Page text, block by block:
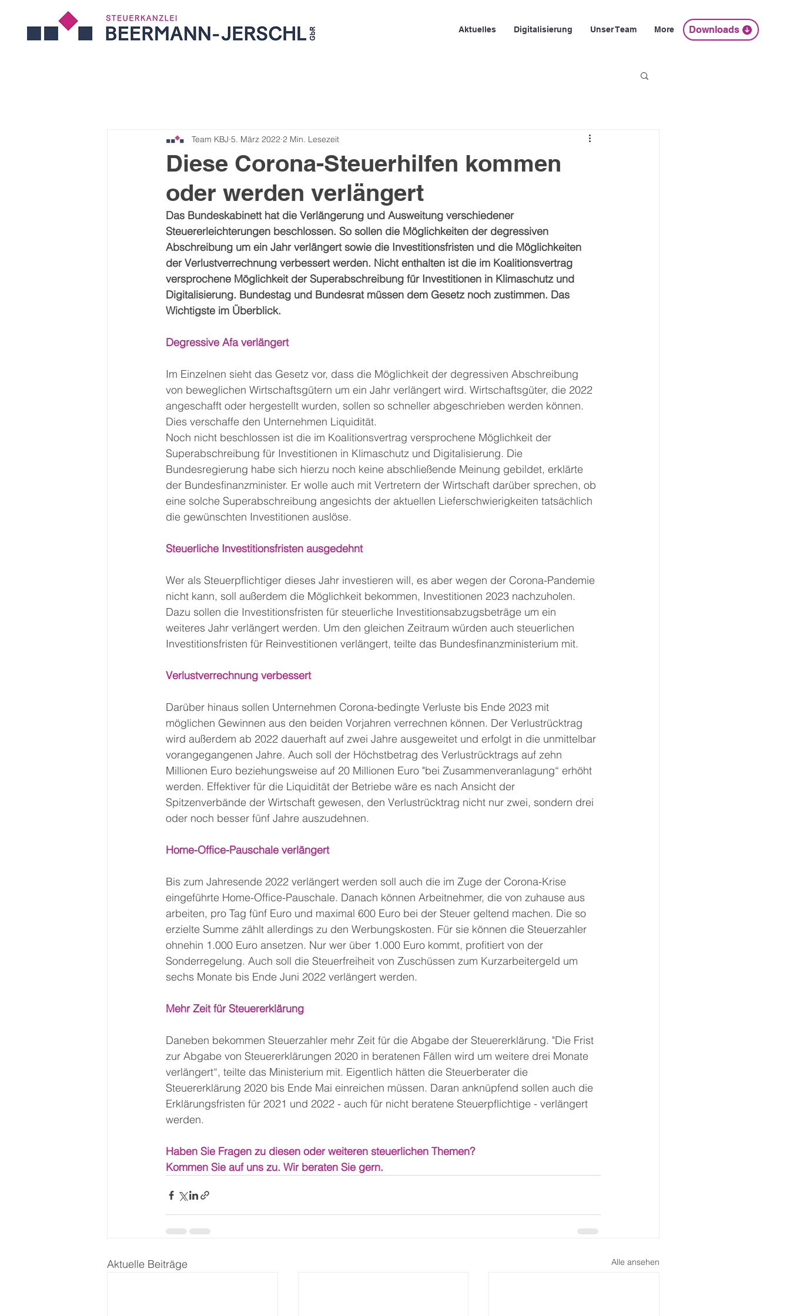
Aktuelles Digitalisierung Unser Team More Downloads
Diese Corona-Steuerhilfen kommen
oder werden verlängert
Team KBJ 5. März 2022 2 Min. Lesezeit
Das Bundeskabinett hat die Verlängerung und Ausweitung verschiedener
Steuererleichterungen beschlossen. So sollen die Möglichkeiten der degressiven
Abschreibung um ein Jahr verlängert sowie die Investitionsfristen und die Möglichkeiten
der Verlustverrechnung verbessert werden. Nicht enthalten ist die im Koalitionsvertrag
versprochene Möglichkeit der Superabschreibung für Investitionen in Klimaschutz und
Digitalisierung. Bundestag und Bundesrat müssen dem Gesetz noch zustimmen. Das
Wichtigste im Überblick.
Degressive Afa verlängert
Im Einzelnen sieht das Gesetz vor, dass die Möglichkeit der degressiven Abschreibung
von beweglichen Wirtschaftsgütern um ein Jahr verlängert wird. Wirtschaftsgüter, die 2022
angeschafft oder hergestellt wurden, sollen so schneller abgeschrieben werden können.
Dies verschaffe den Unternehmen Liquidität.
Noch nicht beschlossen ist die im Koalitionsvertrag versprochene Möglichkeit der
Superabschreibung für Investitionen in Klimaschutz und Digitalisierung. Die
Bundesregierung habe sich hierzu noch keine abschließende Meinung gebildet, erklärte
der Bundesfinanzminister. Er wolle auch mit Vertretern der Wirtschaft darüber sprechen, ob
eine solche Superabschreibung angesichts der aktuellen Lieferschwierigkeiten tatsächlich
die gewünschten Investitionen auslöse.
Steuerliche Investitionsfristen ausgedehnt
Wer als Steuerpflichtiger dieses Jahr investieren will, es aber wegen der Corona-Pandemie
nicht kann, soll außerdem die Möglichkeit bekommen, Investitionen 2023 nachzuholen.
Dazu sollen die Investitionsfristen für steuerliche Investitionsabzugsbeträge um ein
weiteres Jahr verlängert werden. Um den gleichen Zeitraum würden auch steuerlichen
Investitionsfristen für Reinvestitionen verlängert, teilte das Bundesfinanzministerium mit.
Verlustverrechnung verbessert
Darüber hinaus sollen Unternehmen Corona-bedingte Verluste bis Ende 2023 mit
möglichen Gewinnen aus den beiden Vorjahren verrechnen können. Der Verlustrücktrag
wird außerdem ab 2022 dauerhaft auf zwei Jahre ausgeweitet und erfolgt in die unmittelbar
vorangegangenen Jahre. Auch soll der Höchstbetrag des Verlustrücktrags auf zehn
Millionen Euro beziehungsweise auf 20 Millionen Euro "bei Zusammenveranlagung“ erhöht
werden. Effektiver für die Liquidität der Betriebe wäre es nach Ansicht der
Spitzenverbände der Wirtschaft gewesen, den Verlustrücktrag nicht nur zwei, sondern drei
oder noch besser fünf Jahre auszudehnen.
Home-Office-Pauschale verlängert
Bis zum Jahresende 2022 verlängert werden soll auch die im Zuge der Corona-Krise
eingeführte Home-Office-Pauschale. Danach können Arbeitnehmer, die von zuhause aus
arbeiten, pro Tag fünf Euro und maximal 600 Euro bei der Steuer geltend machen. Die so
erzielte Summe zählt allerdings zu den Werbungskosten. Für sie können die Steuerzahler
ohnehin 1.000 Euro ansetzen. Nur wer über 1.000 Euro kommt, profitiert von der
Sonderregelung. Auch soll die Steuerfreiheit von Zuschüssen zum Kurzarbeitergeld um
sechs Monate bis Ende Juni 2022 verlängert werden.
Mehr Zeit für Steuererklärung
Daneben bekommen Steuerzahler mehr Zeit für die Abgabe der Steuererklärung. "Die Frist
zur Abgabe von Steuererklärungen 2020 in beratenen Fällen wird um weitere drei Monate
verlängert“, teilte das Ministerium mit. Eigentlich hätten die Steuerberater die
Steuererklärung 2020 bis Ende Mai einreichen müssen. Daran anknüpfend sollen auch die
Erklärungsfristen für 2021 und 2022 - auch für nicht beratene Steuerpflichtige - verlängert
werden.
Haben Sie Fragen zu diesen oder weiteren steuerlichen Themen?
Kommen Sie auf uns zu. Wir beraten Sie gern.
Aktuelle Beiträge Alle ansehen